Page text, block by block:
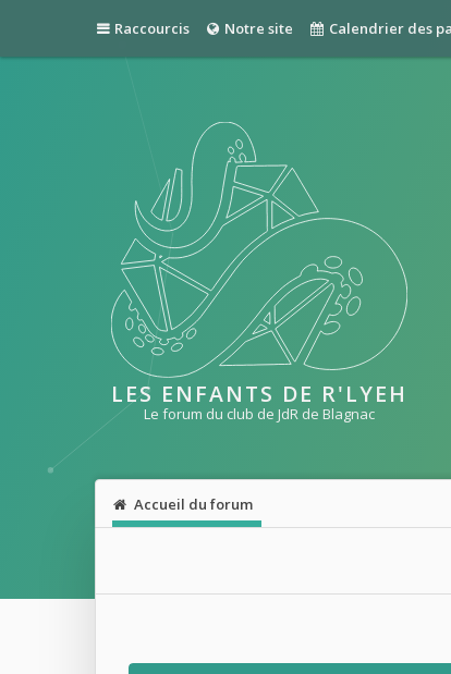
Raccourcis Notre site Calendrier des
LES ENFANTS DE R'LYEH
Le forum du club de JdR de Blagnac
Accueil du forum